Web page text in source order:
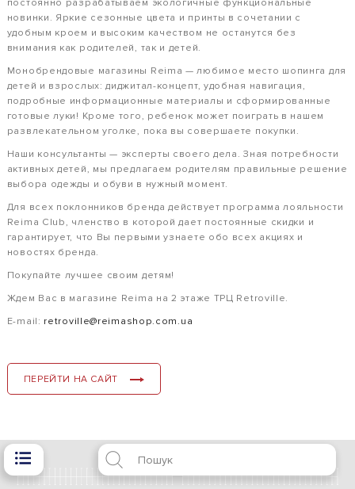
постоянно разрабатываем экологичные функциональные
новинки. Яркие сезонные цвета и принты в сочетании с
удобным кроем и высоким качеством не останутся без
внимания как родителей, так и детей.
Монобрендовые магазины Reima — любимое место шопинга для
детей и взрослых: диджитал-концепт, удобная навигация,
подробные информационные материалы и сформированные
готовые луки! Кроме того, ребенок может поиграть в нашем
развлекательном уголке, пока вы совершаете покупки.
Наши консультанты — эксперты своего дела. Зная потребности
активных детей, мы предлагаем родителям правильные решение
выбора одежды и обуви в нужный момент.
Для всех поклонников бренда действует программа лояльности
Reima Club, членство в которой дает постоянные скидки и
гарантирует, что Вы первыми узнаете обо всех акциях и
новостях бренда.
Покупайте лучшее своим детям!
Ждем Вас в магазине Reima на 2 этаже ТРЦ Retroville.
Е-mail: retroville@reimashop.com.ua
ПЕРЕЙТИ НА САЙТ